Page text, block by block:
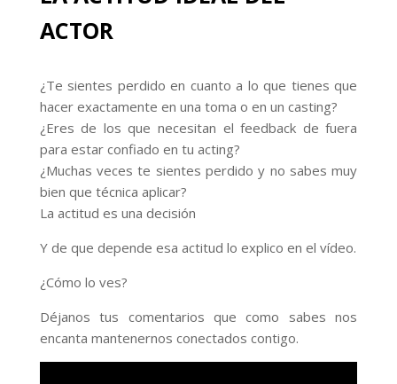
ACTOR
¿Te sientes perdido en cuanto a lo que tienes que
hacer exactamente en una toma o en un casting?
¿Eres de los que necesitan el feedback de fuera
para estar confiado en tu acting?
¿Muchas veces te sientes perdido y no sabes muy
bien que técnica aplicar?
La actitud es una decisión
Y de que depende esa actitud lo explico en el vídeo.
¿Cómo lo ves?
Déjanos tus comentarios que como sabes nos
encanta mantenernos conectados contigo.